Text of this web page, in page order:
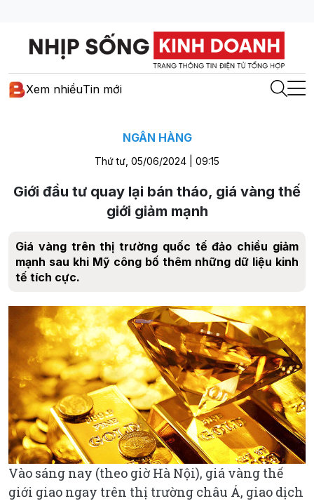
Xem nhiềuTin mới
NGÂN HÀNG
Thứ tư, 05/06/2024 | 09:15
Giới đầu tư quay lại bán tháo, giá vàng thế
giới giảm mạnh
Giá vàng trên thị trường quốc tế đảo chiều giảm
mạnh sau khi Mỹ công bố thêm những dữ liệu kinh
tế tích cực.
Vào sáng nay (theo giờ Hà Nội), giá vàng thế
giới giao ngay trên thị trường châu Á, giao dịch